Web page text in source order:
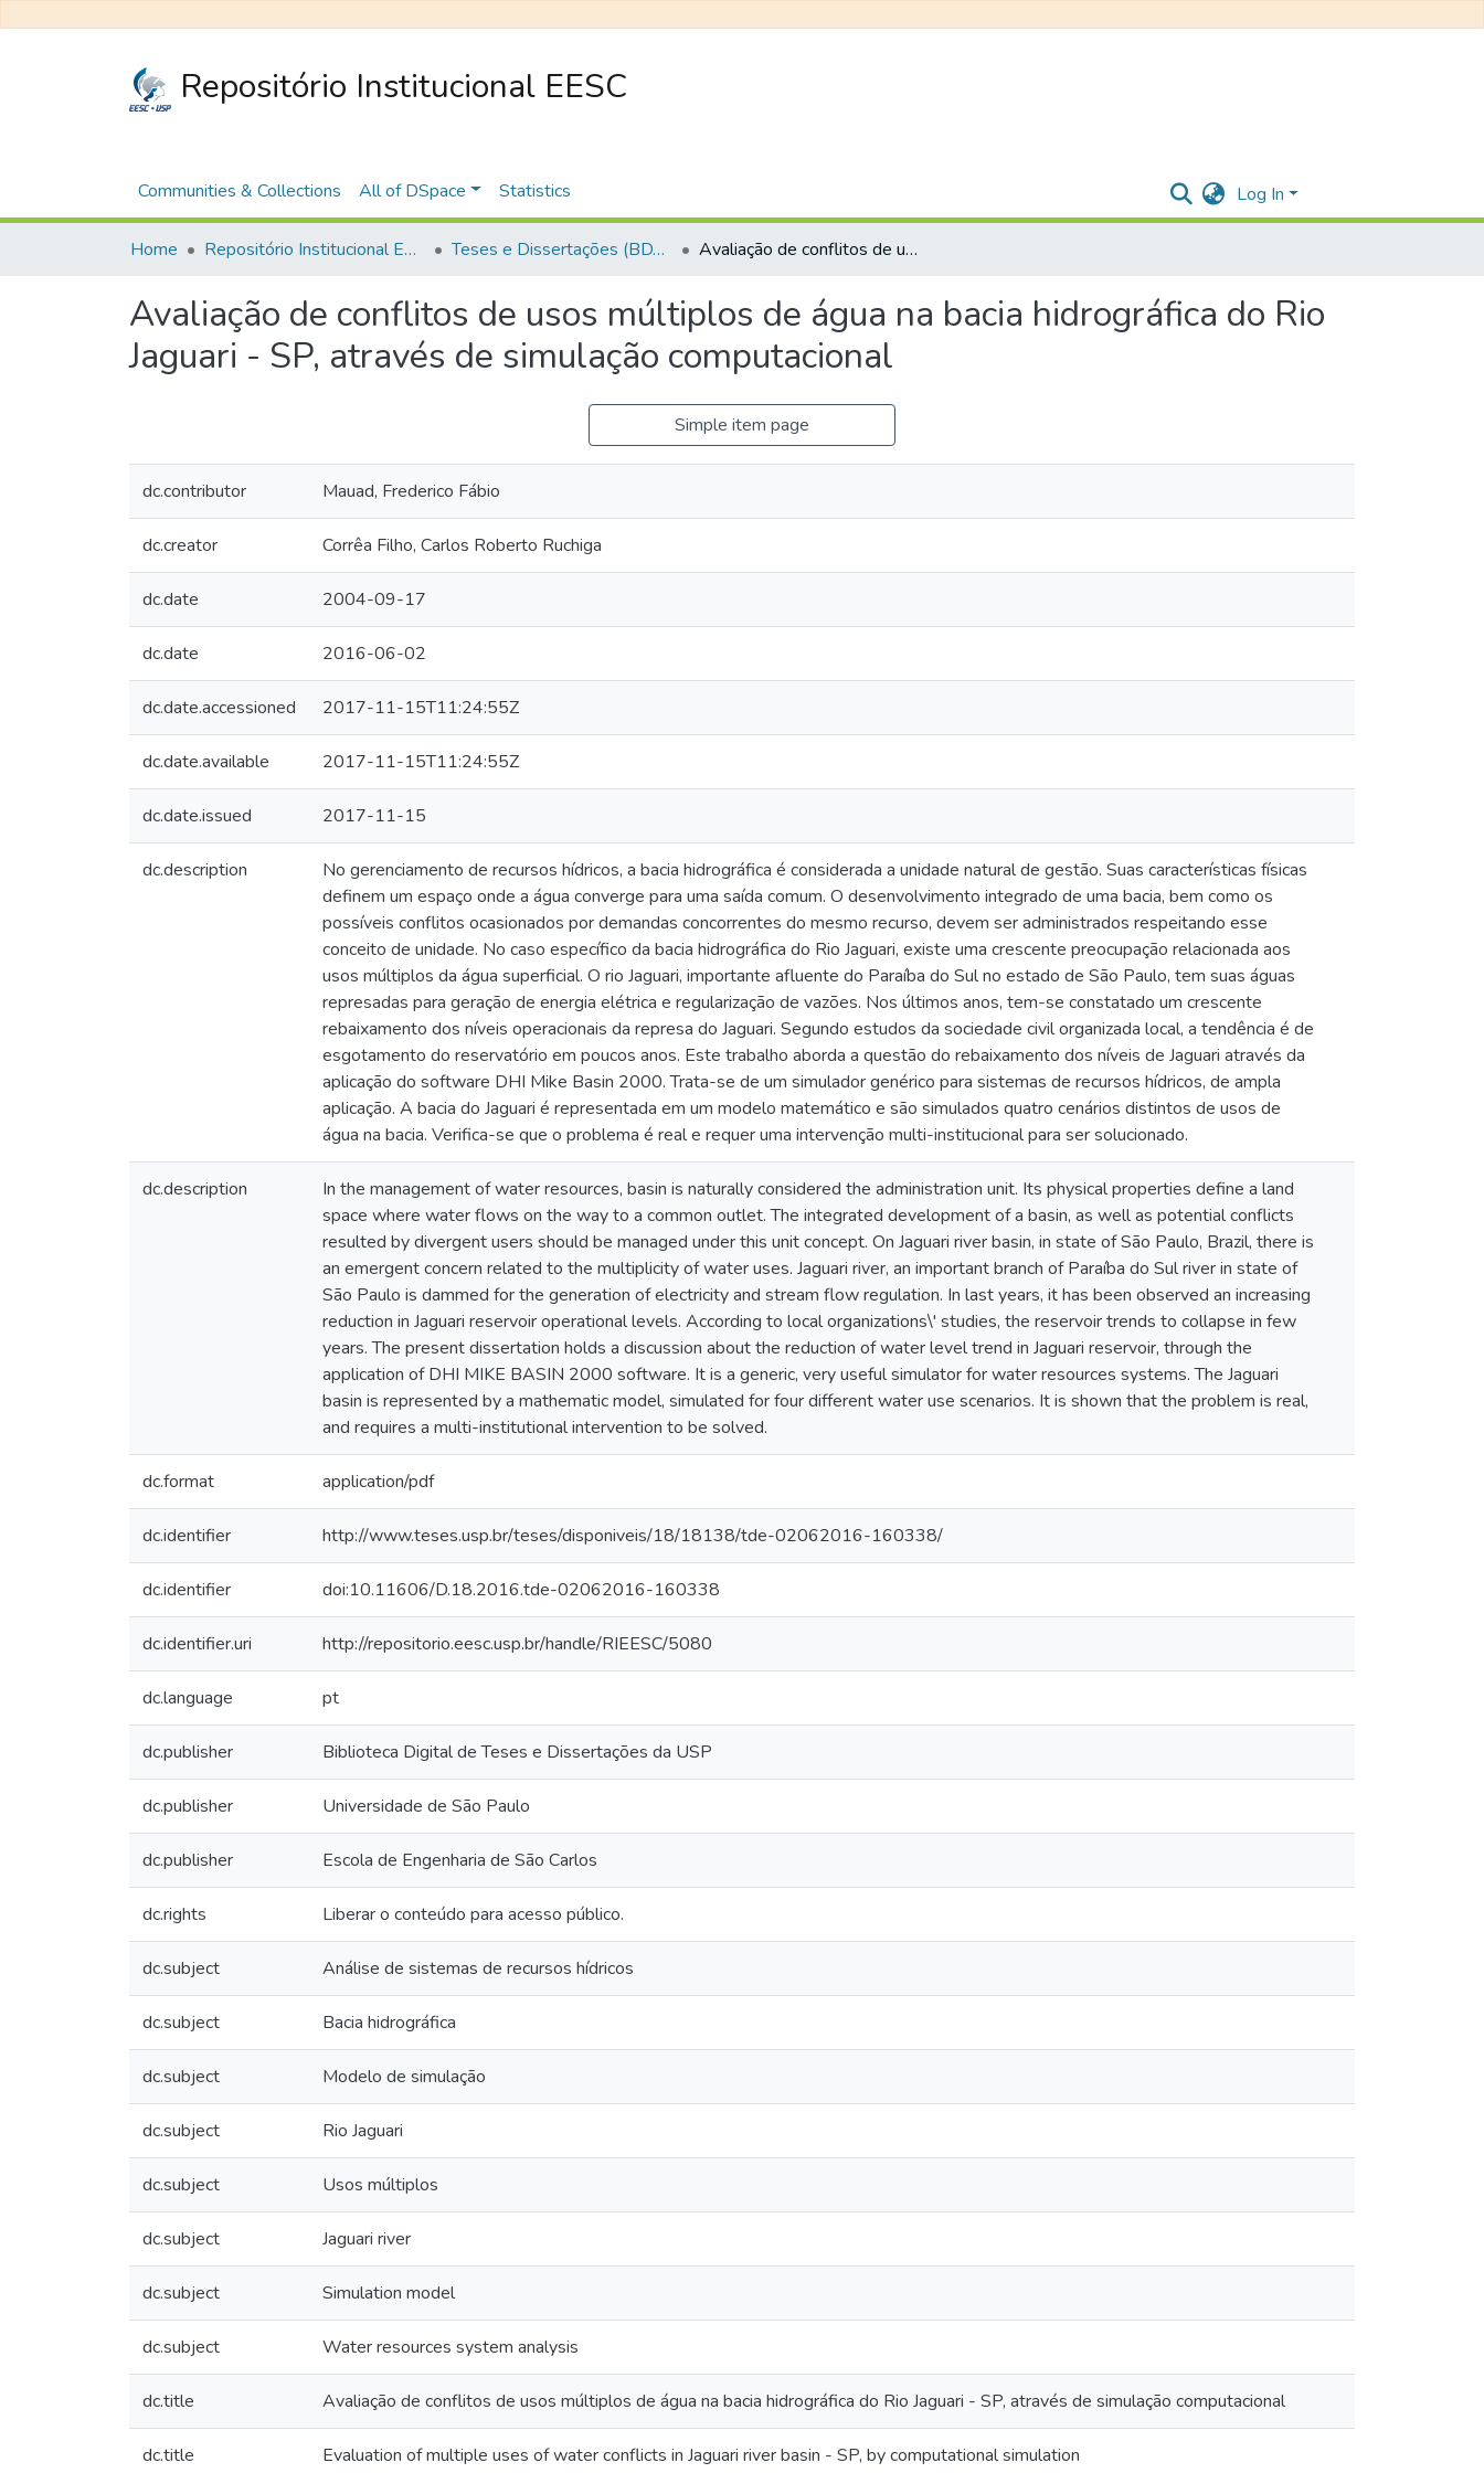
Repositório Institucional EESC
Communities & Collections All of DSpace Statistics Log In
Home Repositório Institucional EESC Teses e Dissertações (BDTD USP) Avaliação de conflitos de usos múltiplos de água na bacia hidrográfica do Rio Jaguari - SP, através de simulação computacional
Avaliação de conflitos de usos múltiplos de água na bacia hidrográfica do Rio
Jaguari - SP, através de simulação computacional
Simple item page
dc.contributor Mauad, Frederico Fábio
dc.creator Corrêa Filho, Carlos Roberto Ruchiga
dc.date 2004-09-17
dc.date 2016-06-02
dc.date.accessioned 2017-11-15T11:24:55Z
dc.date.available 2017-11-15T11:24:55Z
dc.date.issued 2017-11-15
dc.description
No gerenciamento de recursos hídricos, a bacia hidrográfica é considerada a unidade natural de gestão. Suas características físicas
definem um espaço onde a água converge para uma saída comum. O desenvolvimento integrado de uma bacia, bem como os
possíveis conflitos ocasionados por demandas concorrentes do mesmo recurso, devem ser administrados respeitando esse
conceito de unidade. No caso específico da bacia hidrográfica do Rio Jaguari, existe uma crescente preocupação relacionada aos
usos múltiplos da água superficial. O rio Jaguari, importante afluente do Paraíba do Sul no estado de São Paulo, tem suas águas
represadas para geração de energia elétrica e regularização de vazões. Nos últimos anos, tem-se constatado um crescente
rebaixamento dos níveis operacionais da represa do Jaguari. Segundo estudos da sociedade civil organizada local, a tendência é de
esgotamento do reservatório em poucos anos. Este trabalho aborda a questão do rebaixamento dos níveis de Jaguari através da
aplicação do software DHI Mike Basin 2000. Trata-se de um simulador genérico para sistemas de recursos hídricos, de ampla
aplicação. A bacia do Jaguari é representada em um modelo matemático e são simulados quatro cenários distintos de usos de
água na bacia. Verifica-se que o problema é real e requer uma intervenção multi-institucional para ser solucionado.
dc.description
In the management of water resources, basin is naturally considered the administration unit. Its physical properties define a land
space where water flows on the way to a common outlet. The integrated development of a basin, as well as potential conflicts
resulted by divergent users should be managed under this unit concept. On Jaguari river basin, in state of São Paulo, Brazil, there is
an emergent concern related to the multiplicity of water uses. Jaguari river, an important branch of Paraíba do Sul river in state of
São Paulo is dammed for the generation of electricity and stream flow regulation. In last years, it has been observed an increasing
reduction in Jaguari reservoir operational levels. According to local organizations\' studies, the reservoir trends to collapse in few
years. The present dissertation holds a discussion about the reduction of water level trend in Jaguari reservoir, through the
application of DHI MIKE BASIN 2000 software. It is a generic, very useful simulator for water resources systems. The Jaguari
basin is represented by a mathematic model, simulated for four different water use scenarios. It is shown that the problem is real,
and requires a multi-institutional intervention to be solved.
dc.format application/pdf
dc.identifier http://www.teses.usp.br/teses/disponiveis/18/18138/tde-02062016-160338/
dc.identifier doi:10.11606/D.18.2016.tde-02062016-160338
dc.identifier.uri http://repositorio.eesc.usp.br/handle/RIEESC/5080
dc.language pt
dc.publisher Biblioteca Digital de Teses e Dissertações da USP
dc.publisher Universidade de São Paulo
dc.publisher Escola de Engenharia de São Carlos
dc.rights Liberar o conteúdo para acesso público.
dc.subject Análise de sistemas de recursos hídricos
dc.subject Bacia hidrográfica
dc.subject Modelo de simulação
dc.subject Rio Jaguari
dc.subject Usos múltiplos
dc.subject Jaguari river
dc.subject Simulation model
dc.subject Water resources system analysis
dc.title Avaliação de conflitos de usos múltiplos de água na bacia hidrográfica do Rio Jaguari - SP, através de simulação computacional
dc.title Evaluation of multiple uses of water conflicts in Jaguari river basin - SP, by computational simulation